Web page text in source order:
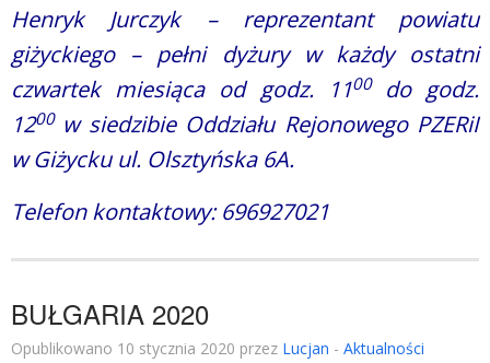
Henryk Jurczyk – reprezentant powiatu
giżyckiego – pełni dyżury w każdy ostatni
czwartek miesiąca od godz. 1100
do godz.
1200 w siedzibie Oddziału Rejonowego PZERiI
w Giżycku ul. Olsztyńska 6A.
Telefon kontaktowy: 696927021
BUŁGARIA 2020
Opublikowano 10 stycznia 2020 przez Lucjan - Aktualności